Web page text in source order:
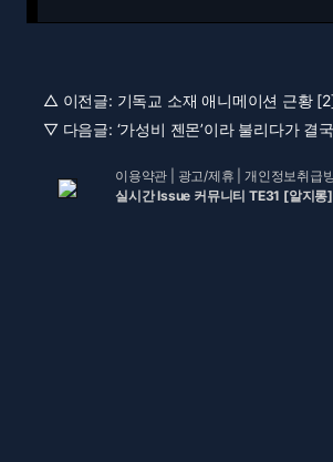
△ 이전글: 기독교 소재 애니메이션 근황
▽ 다음글: ‘가성비 젠몬’이라 불리다가 결
이용약관 광고/제휴 |개인정보취급
실시간 Issue 커뮤니티 TE31 [알지